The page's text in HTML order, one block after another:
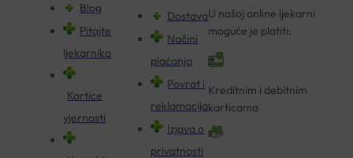
Blog
Pitajte
ljekarnika
Kartice
vjernosti
Dostava
Načini
plaćanja
Povrat i
reklamacija
Izjava o
privatnosti
U našoj online ljekarni
moguće je platiti:
Kreditnim i debitnim
karticama